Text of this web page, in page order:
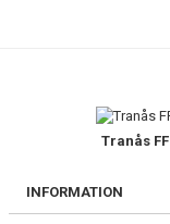
VÅRA LAG
Tranås FF
INFORMATION